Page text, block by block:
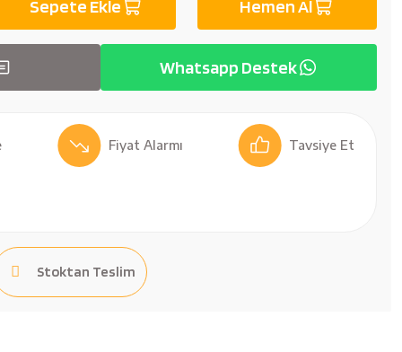
Sepete Ekle Hemen Al
Whatsapp Destek
Fiyat Alarmı Tavsiye Et
Stoktan Teslim